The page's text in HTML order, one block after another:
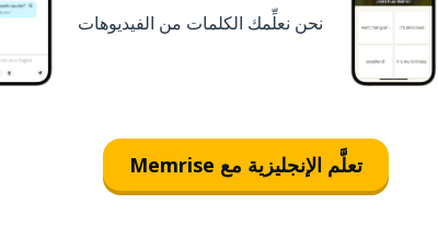
نحن نعلِّمك الكلمات من الفيديوهات
تعلَّم الإنجليزية مع Memrise